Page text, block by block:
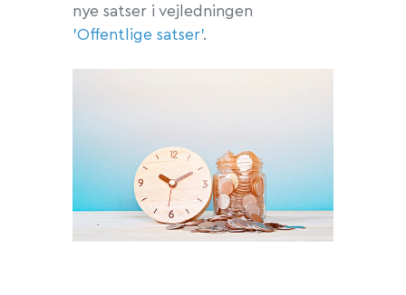
nye satser i vejledningen
'Offentlige satser'.